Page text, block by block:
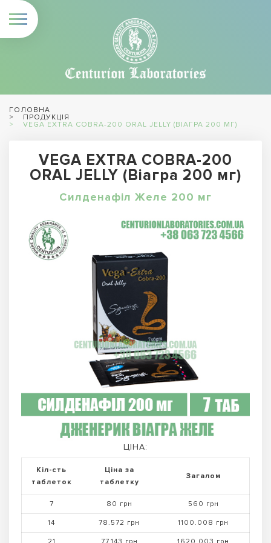
ГОЛОВНА
ПРОДУКЦІЯ
VEGA EXTRA COBRA-200 ORAL JELLY (ВІАГРА 200 МГ)
VEGA EXTRA COBRA-200
ORAL JELLY (Віагра 200 мг)
Силденафіл Желе 200 мг
ЦІНА:
Кіл-сть
таблеток
Ціна за
таблетку
Загалом
7 80 грн 560 грн
14 78.572 грн 1100.008 грн